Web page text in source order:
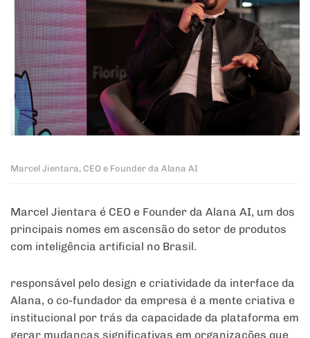
Marcel Jientara, CEO e Founder da Alana AI
Marcel Jientara é CEO e Founder da Alana AI, um dos
principais nomes em ascensão do setor de produtos
com inteligência artificial no Brasil.
responsável pelo design e criatividade da interface da
Alana, o co-fundador da empresa é a mente criativa e
institucional por trás da capacidade da plataforma em
gerar mudanças significativas em organizações que